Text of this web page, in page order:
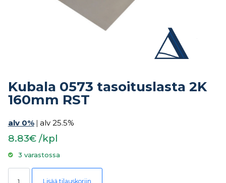
Kubala 0573 tasoituslasta 2K
160mm RST
alv 0% | alv 25.5%
8.83€ /kpl
3 varastossa
Kubala 0573 tasoituslasta 2K 160mm RST määrä
Lisää tilauskoriin